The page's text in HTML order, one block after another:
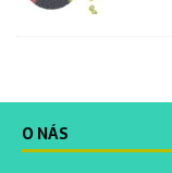
O NÁS